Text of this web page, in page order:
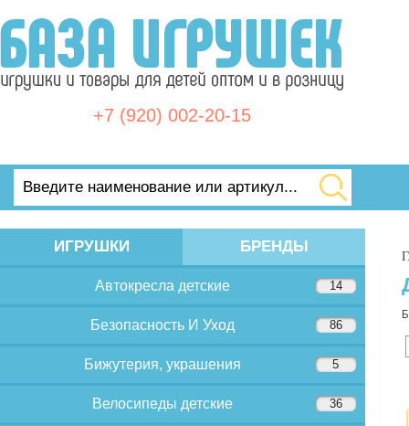
+7 (920) 002-20-15
ИГРУШКИ БРЕНДЫ
Автокресла детские 14
Безопасность И Уход 86
Бижутерия, украшения 5
Велосипеды детские 36